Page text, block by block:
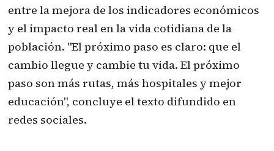
entre la mejora de los indicadores económicos
y el impacto real en la vida cotidiana de la
población. "El próximo paso es claro: que el
cambio llegue y cambie tu vida. El próximo
paso son más rutas, más hospitales y mejor
educación", concluye el texto difundido en
redes sociales.